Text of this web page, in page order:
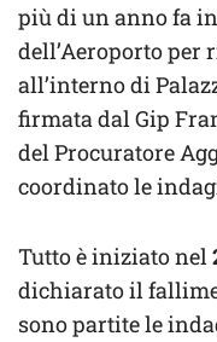
più di un anno fa
dell’Aeroporto per
all’interno di
firmata dal Gip
del Procuratore
coordinato le
Tutto è iniziato nel
dichiarato il
sono partite le